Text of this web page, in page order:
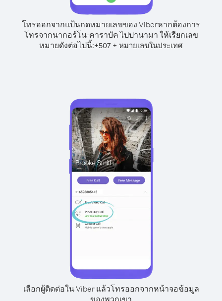
โทรออกจากแป้นกดหมายเลขของ Viberหากต้องการ
โทรจากนากอร์โน-คาราบัค ไปปานามา ให้เรียกเลข
หมายดังต่อไปนี้:+507 + หมายเลขในประเทศ
เลือกผู้ติดต่อใน Viber แล้วโทรออกจากหน้าจอข้อมูล
ของพวกเขา